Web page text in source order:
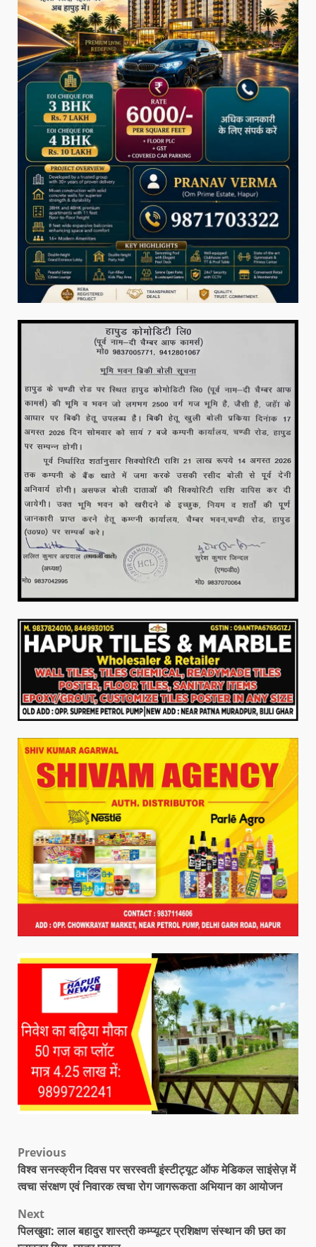
Previous
विश्व सनस्क्रीन दिवस पर सरस्वती इंस्टीट्यूट ऑफ मेडिकल साइंसेज़ में
त्वचा संरक्षण एवं निवारक त्वचा रोग जागरूकता अभियान का आयोजन
Next
पिलखुवा: लाल बहादुर शास्त्री कम्प्यूटर प्रशिक्षण संस्थान की छत का